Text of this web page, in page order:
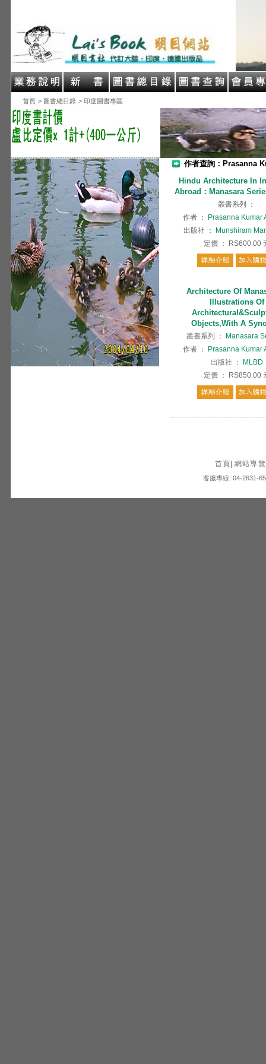
首頁 > 圖書總目錄 > 印度圖書專區
作者查詢：Prasanna
Hindu Architecture In
Abroad：Manasara
叢書系列
：
作者 ：
Prasanna Kumar
出版社
：
Munshiram
定價 ： RS600.00
Architecture Of
Illustrations Of
Objects,With A
叢書系列 ：
Manasara
作者 ：
Prasanna Kumar
出版社
：
MLBD
定價 ： RS850.00
首頁 網站導覽
客服專線: 04-2631-